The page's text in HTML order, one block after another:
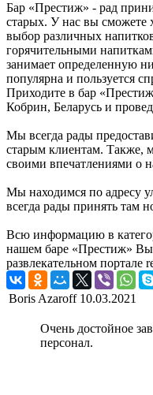
Бар «Престиж» - рад
старых. У нас вы сможете
выбор различных
горячительными
занимает определенную
популярна и пользуется
Приходите в бар
Кобрин, Беларусь и
Мы всегда рады
старым клиентам. Также,
своими впечатлениями о
Мы находимся по адресу
всегда рады принять там
Всю информацию в
нашем баре «Престиж»
развлекательном портале
Boris Azaroff 10.03.2021
Очень достойное
персонал.